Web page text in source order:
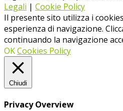
Legali | Cookie Policy
Il presente sito utilizza i
esperienza di navigazione.
continuando la navigazione
OKCookies Policy
Chiudi
Privacy Overview